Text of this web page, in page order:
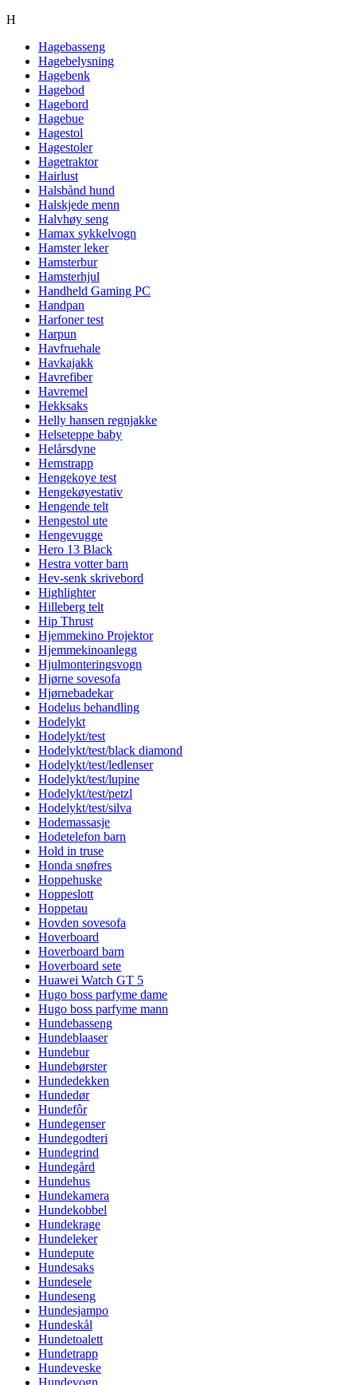
H
Hagebasseng
Hagebelysning
Hagebenk
Hagebod
Hagebord
Hagebue
Hagestol
Hagestoler
Hagetraktor
Hairlust
Halsbånd hund
Halskjede menn
Halvhøy seng
Hamax sykkelvogn
Hamster leker
Hamsterbur
Hamsterhjul
Handheld Gaming PC
Handpan
Harfoner test
Harpun
Havfruehale
Havkajakk
Havrefiber
Havremel
Hekksaks
Helly hansen regnjakke
Helseteppe baby
Helårsdyne
Hemstrapp
Hengekoye test
Hengekøyestativ
Hengende telt
Hengestol ute
Hengevugge
Hero 13 Black
Hestra votter barn
Hev-senk skrivebord
Highlighter
Hilleberg telt
Hip Thrust
Hjemmekino Projektor
Hjemmekinoanlegg
Hjulmonteringsvogn
Hjørne sovesofa
Hjørnebadekar
Hodelus behandling
Hodelykt
Hodelykt/test
Hodelykt/test/black diamond
Hodelykt/test/ledlenser
Hodelykt/test/lupine
Hodelykt/test/petzl
Hodelykt/test/silva
Hodemassasje
Hodetelefon barn
Hold in truse
Honda snøfres
Hoppehuske
Hoppeslott
Hoppetau
Hovden sovesofa
Hoverboard
Hoverboard barn
Hoverboard sete
Huawei Watch GT 5
Hugo boss parfyme dame
Hugo boss parfyme mann
Hundebasseng
Hundeblaaser
Hundebur
Hundebørster
Hundedekken
Hundedør
Hundefôr
Hundegenser
Hundegodteri
Hundegrind
Hundegård
Hundehus
Hundekamera
Hundekobbel
Hundekrage
Hundeleker
Hundepute
Hundesaks
Hundesele
Hundeseng
Hundesjampo
Hundeskål
Hundetoalett
Hundetrapp
Hundeveske
Hundevogn